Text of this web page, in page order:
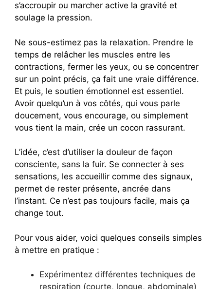
s’accroupir ou marcher active la gravité et
soulage la pression.
Ne sous-estimez pas la relaxation. Prendre le
temps de relâcher les muscles entre les
contractions, fermer les yeux, ou se concentrer
sur un point précis, ça fait une vraie différence.
Et puis, le soutien émotionnel est essentiel.
Avoir quelqu’un à vos côtés, qui vous parle
doucement, vous encourage, ou simplement
vous tient la main, crée un cocon rassurant.
L’idée, c’est d’utiliser la douleur de façon
consciente, sans la fuir. Se connecter à ses
sensations, les accueillir comme des signaux,
permet de rester présente, ancrée dans
l’instant. Ce n’est pas toujours facile, mais ça
change tout.
Pour vous aider, voici quelques conseils simples
à mettre en pratique :
Expérimentez différentes techniques de
respiration (courte, longue, abdominale)